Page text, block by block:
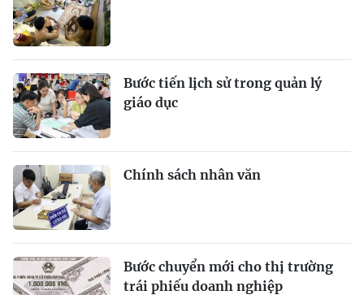
Bước tiến lịch sử trong quản lý
giáo dục
Chính sách nhân văn
Bước chuyển mới cho thị trường
trái phiếu doanh nghiệp